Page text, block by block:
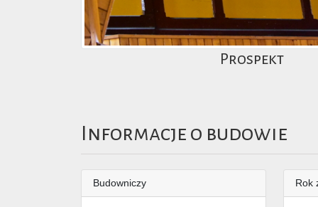
Prospekt
Informacje o budowie
Budowniczy Rok